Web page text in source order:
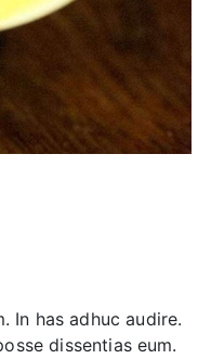
In has adhuc audire.
dissentias eum.